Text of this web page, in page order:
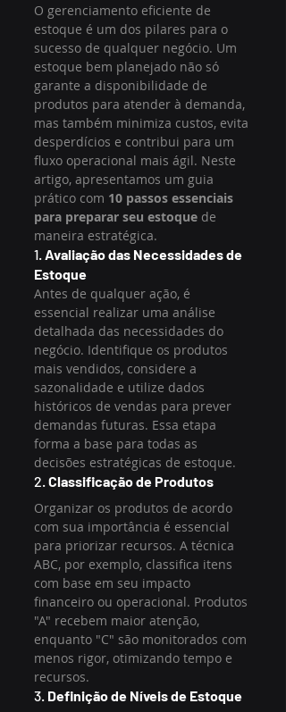
O gerenciamento eficiente de
estoque é um dos pilares para o
sucesso de qualquer negócio. Um
estoque bem planejado não só
garante a disponibilidade de
produtos para atender à demanda,
mas também minimiza custos, evita
desperdícios e contribui para um
fluxo operacional mais ágil. Neste
artigo, apresentamos um guia
prático com 10 passos essenciais
para preparar seu estoque de
maneira estratégica.
1. Avaliação das Necessidades de
Estoque
Antes de qualquer ação, é
essencial realizar uma análise
detalhada das necessidades do
negócio. Identifique os produtos
mais vendidos, considere a
sazonalidade e utilize dados
históricos de vendas para prever
demandas futuras. Essa etapa
forma a base para todas as
decisões estratégicas de estoque.
2. Classificação de Produtos
Organizar os produtos de acordo
com sua importância é essencial
para priorizar recursos. A técnica
ABC, por exemplo, classifica itens
com base em seu impacto
financeiro ou operacional. Produtos
"A" recebem maior atenção,
enquanto "C" são monitorados com
menos rigor, otimizando tempo e
recursos.
3. Definição de Níveis de Estoque